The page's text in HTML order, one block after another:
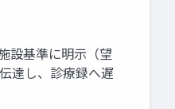
設基準に明示（望
達し、診療録へ遅